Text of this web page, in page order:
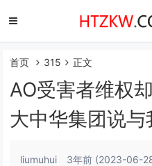
首页 315 正文
AO受害者维权
大中华集团说与
liumuhui 3年前 (2023-06-